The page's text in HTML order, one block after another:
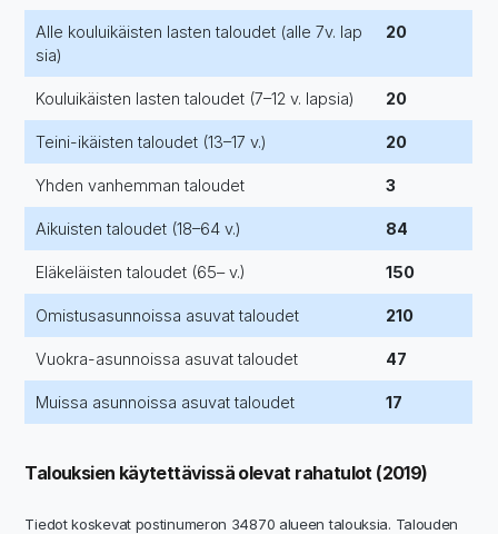
Alle kouluikäisten lasten taloudet (alle 7v. lap
sia)
20
Kouluikäisten lasten taloudet (7–12 v. lapsia) 20
Teini-ikäisten taloudet (13–17 v.) 20
Yhden vanhemman taloudet 3
Aikuisten taloudet (18–64 v.) 84
Eläkeläisten taloudet (65– v.) 150
Omistusasunnoissa asuvat taloudet 210
Vuokra-asunnoissa asuvat taloudet 47
Muissa asunnoissa asuvat taloudet 17
Talouksien käytettävissä olevat rahatulot (2019)
Tiedot koskevat postinumeron 34870 alueen talouksia. Talouden